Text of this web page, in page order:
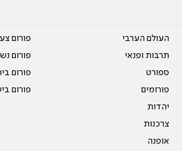
העולם הערבי
תרבות ופנאי
ספורט
פורומים
יהדות
צרכנות
אופנה
פורום
פורום
פורום
פורום